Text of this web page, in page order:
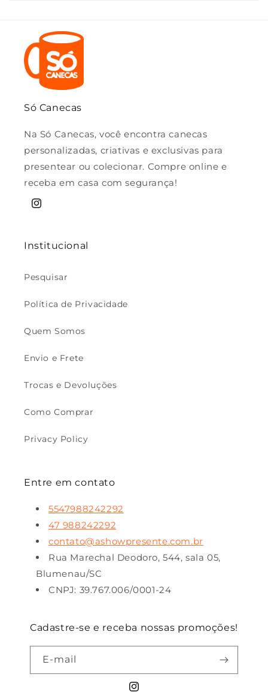
Só Canecas
Na Só Canecas, você encontra canecas
personalizadas, criativas e exclusivas para
presentear ou colecionar. Compre online e
receba em casa com segurança!
Instagram
Institucional
Pesquisar
Política de Privacidade
Quem Somos
Envio e Frete
Trocas e Devoluções
Como Comprar
Privacy Policy
Entre em contato
5547988242292
47 988242292
contato@ashowpresente.com.br
Rua Marechal Deodoro, 544, sala 05,
Blumenau/SC
CNPJ: 39.767.006/0001-24
Cadastre-se e receba nossas promoções!
E-mail